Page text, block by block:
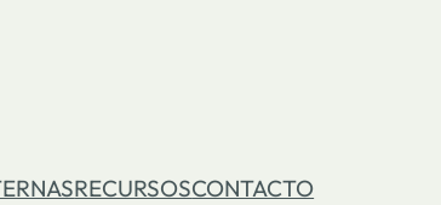
RECURSOSCONTACTO